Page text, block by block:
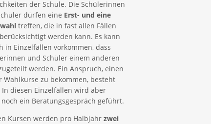
der Schule. Die Schülerinnen
dürfen eine Erst- und eine
treffen, die in fast allen Fällen
werden kann. Es kann
in Einzelfällen vorkommen, dass
und Schüler einem anderen
werden. Ein Anspruch, einen
Wahlkurse zu bekommen, besteht
In diesen Einzelfällen wird aber
ein Beratungsgespräch geführt.
Kursen werden pro Halbjahrzwei